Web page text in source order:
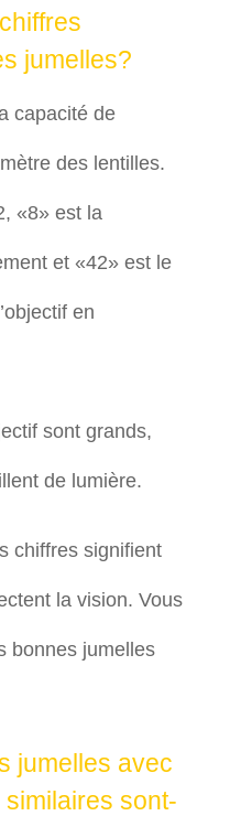
jumelles?
capacité de
des lentilles.
«8» est la
et «42» est le
en
sont grands,
de lumière.
chiffres signifient
la vision. Vous
bonnes jumelles
jumelles avec
sont-